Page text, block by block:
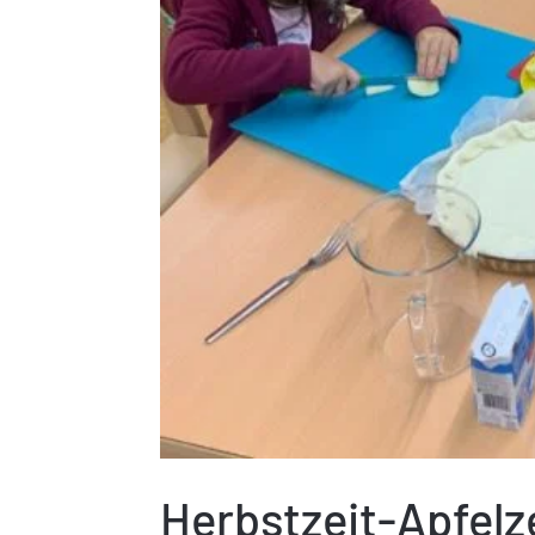
Herbstzeit-